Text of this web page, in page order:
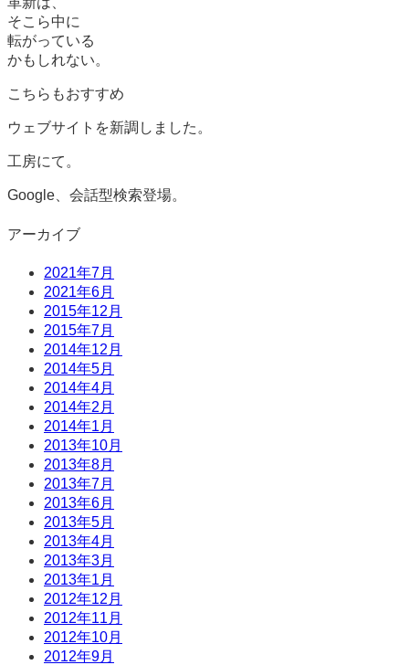
そこら中に
転がっている
かもしれない。
こちらもおすすめ
ウェブサイトを新調しました。
工房にて。
Google、会話型検索登場。
アーカイブ
2021年7月
2021年6月
2015年12月
2015年7月
2014年12月
2014年5月
2014年4月
2014年2月
2014年1月
2013年10月
2013年8月
2013年7月
2013年6月
2013年5月
2013年4月
2013年3月
2013年1月
2012年12月
2012年11月
2012年10月
2012年9月